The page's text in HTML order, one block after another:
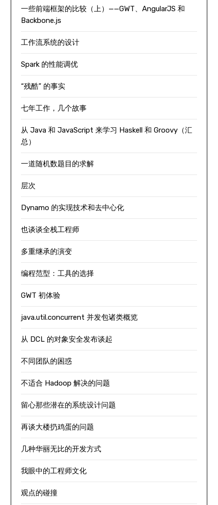
一些前端框架的比较（上）——GWT、AngularJS 和
Backbone.js
工作流系统的设计
Spark 的性能调优
“残酷” 的事实
七年工作，几个故事
从 Java 和 JavaScript 来学习 Haskell 和 Groovy（汇
总）
一道随机数题目的求解
层次
Dynamo 的实现技术和去中心化
也谈谈全栈工程师
多重继承的演变
编程范型：工具的选择
GWT 初体验
java.util.concurrent 并发包诸类概览
从 DCL 的对象安全发布谈起
不同团队的困惑
不适合 Hadoop 解决的问题
留心那些潜在的系统设计问题
再谈大楼扔鸡蛋的问题
几种华丽无比的开发方式
我眼中的工程师文化
观点的碰撞